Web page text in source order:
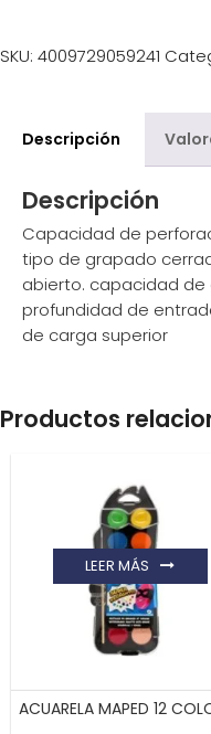
SKU: 4009729059241
Descripción
Descripción
Capacidad de
tipo de grapado
abierto. capacidad de
profundidad de
de carga superior
Productos
ACUARELA MAPED 12
LEER MÁS